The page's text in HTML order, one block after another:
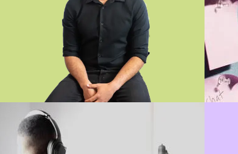
Analyse fonctionnel
Lire sa bio